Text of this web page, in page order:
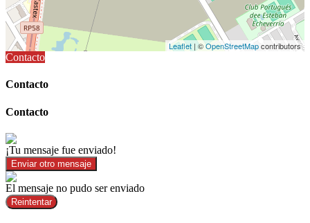
Leaflet | ©OpenStreetMapcontributors
Contacto
Contacto
Contacto
¡Tu mensaje fue enviado!
Enviar otro mensaje
El mensaje no pudo ser enviado
Reintentar